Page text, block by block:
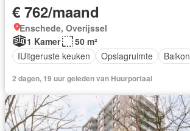
€ 762/maand
Enschede, Overijssel
1 Kamer
50 m²
IUitgeruste keuken
Opslagruimte Balkon
2 dagen, 19 uur geleden van Huurportaal